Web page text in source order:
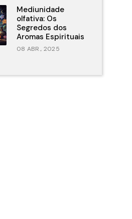
Mediunidade
olfativa: Os
Segredos dos
Aromas Espirituais
08 ABR., 2025